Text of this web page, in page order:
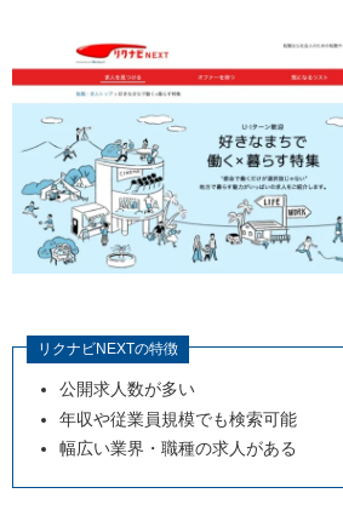
リクナビNEXTの特徴
公開求人数が多い
年収や従業員規模でも検索可能
幅広い業界・職種の求人がある